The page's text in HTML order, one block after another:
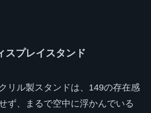
スプレイスタンド
リル製スタンドは、149の存在感
ず、まるで空中に浮かんでいる